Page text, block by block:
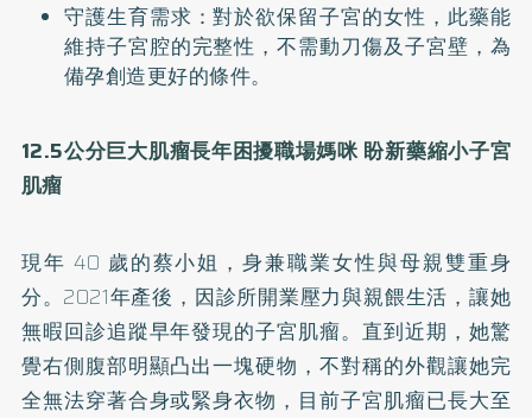
守護生育需求：對於欲保留子宮的女性，此藥能
維持子宮腔的完整性，不需動刀傷及子宮壁，為
備孕創造更好的條件。
12.5公分巨大肌瘤長年困擾職場媽咪 盼新藥縮小子宮
肌瘤
現年 40 歲的蔡小姐，身兼職業女性與母親雙重身
分。2021年產後，因診所開業壓力與親餵生活，讓她
無暇回診追蹤早年發現的子宮肌瘤。直到近期，她驚
覺右側腹部明顯凸出一塊硬物，不對稱的外觀讓她完
全無法穿著合身或緊身衣物，目前子宮肌瘤已長大至